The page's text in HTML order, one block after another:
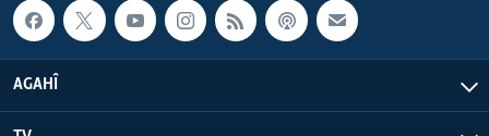
AGAHÎ